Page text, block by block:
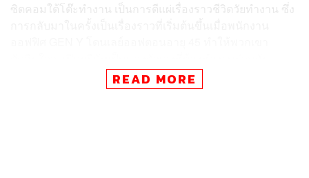
ซิตคอมใต้โต๊ะทำงาน เป็นการตีแผ่เรื่องราวชีวิตวัยทำงาน ซึ่ง
พนักงานใหม่ GEN Z ความวุ่นวายของกลุ่มเพื่อน และความ
ต่างของเจเนอเรชันในยุคสมัยการทำงานที่เปลี่ยนไปจึงเริ่ม
READ MORE